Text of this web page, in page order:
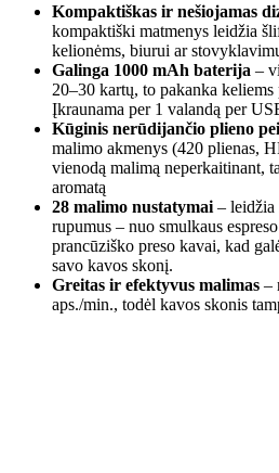
Kompaktiškas ir nešiojamas
kompaktiški matmenys leidžia
kelionėms, biurui ar
Galinga 1000 mAh baterija –
20–30 kartų, to pakanka
Įkraunama per 1 valandą per
Kūginis nerūdijančio plieno
malimo akmenys (420 plienas,
vienodą malimą neperkaitinant,
aromatą
28 malimo nustatymai – leidžia
rupumus – nuo smulkaus
prancūziško preso kavai, kad
savo kavos skonį.
Greitas ir efektyvus malimas –
aps./min., todėl kavos skonis